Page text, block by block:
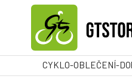
CYKLO-OBLEČENÍ-